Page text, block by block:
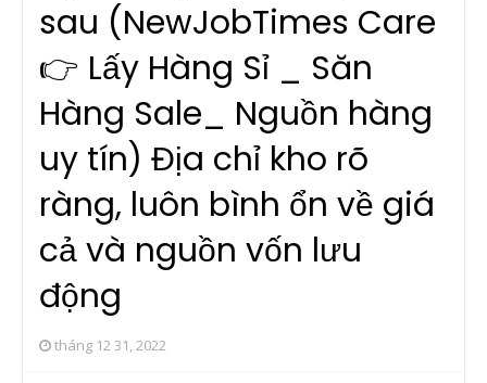
sau (NewJobTimes Care
👉 Lấy Hàng Sỉ _ Săn
Hàng Sale_ Nguồn hàng
uy tín) Địa chỉ kho rõ
ràng, luôn bình ổn về giá
cả và nguồn vốn lưu
động
tháng 12 31, 2022